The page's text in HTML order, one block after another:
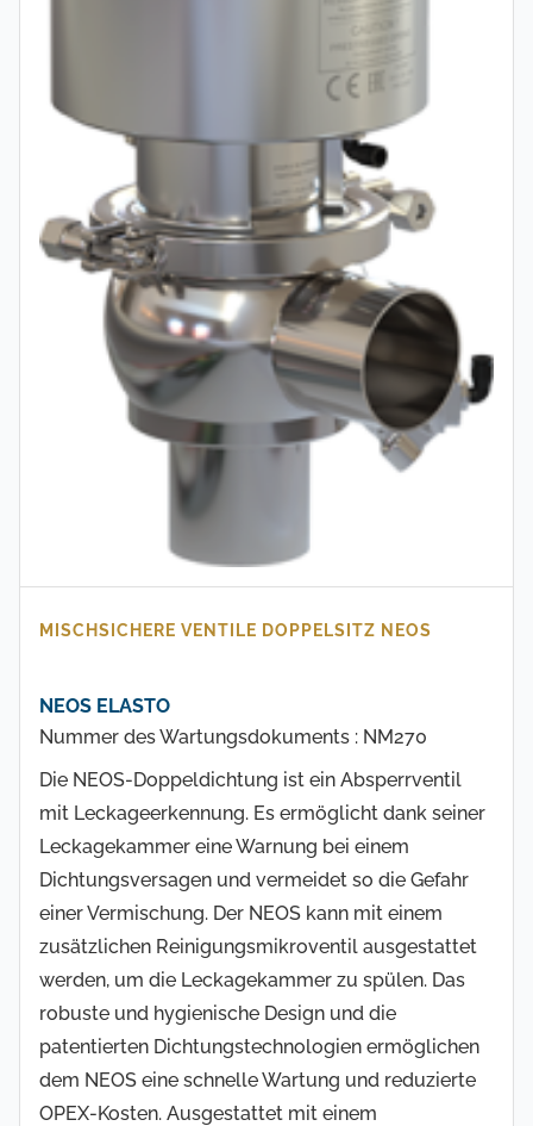
MISCHSICHERE VENTILE DOPPELSITZ NEOS
NEOS ELASTO
Nummer des Wartungsdokuments : NM270
Die NEOS-Doppeldichtung ist ein Absperrventil
mit Leckageerkennung. Es ermöglicht dank seiner
Leckagekammer eine Warnung bei einem
Dichtungsversagen und vermeidet so die Gefahr
einer Vermischung. Der NEOS kann mit einem
zusätzlichen Reinigungsmikroventil ausgestattet
werden, um die Leckagekammer zu spülen. Das
robuste und hygienische Design und die
patentierten Dichtungstechnologien ermöglichen
dem NEOS eine schnelle Wartung und reduzierte
OPEX-Kosten. Ausgestattet mit einem